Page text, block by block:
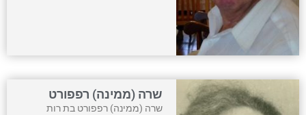
שרה (ממינה) רפפורט
שרה (ממינה) רפפורט בת רות